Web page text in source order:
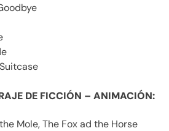
DE FICCIÓN – ANIMACIÓN:
Mole, The Fox ad the Horse